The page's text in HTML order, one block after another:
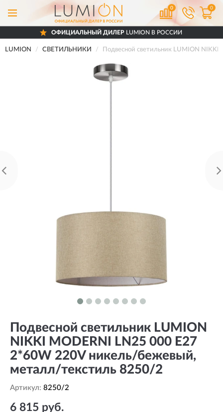
0 0
ОФИЦИАЛЬНЫЙ ДИЛЕР LUMION В РОССИИ
LUMION СВЕТИЛЬНИКИ Подвесной светильник LUMION
Подвесной светильник LUMION
NIKKI MODERNI LN25 000 Е27
2*60W 220V никель/бежевый,
металл/текстиль 8250/2
Артикул: 8250/2
6 815 руб.